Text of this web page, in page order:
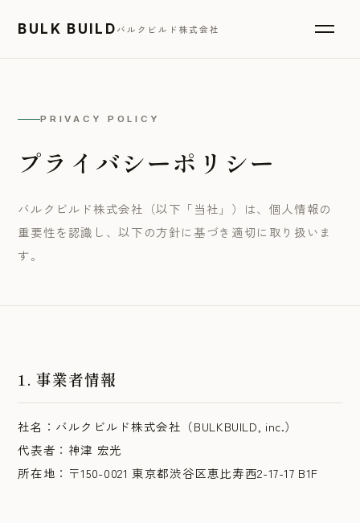
BULK BUILD バルクビルド株式会社
PRIVACY POLICY
プライバシーポリシー
バルクビルド株式会社（以下「当社」）は、個人情報の
重要性を認識し、以下の方針に基づき適切に取り扱いま
す。
1. 事業者情報
社名：バルクビルド株式会社（BULKBUILD, inc.）
代表者：神津 宏光
所在地：〒150-0021 東京都渋谷区恵比寿西2-17-17 B1F